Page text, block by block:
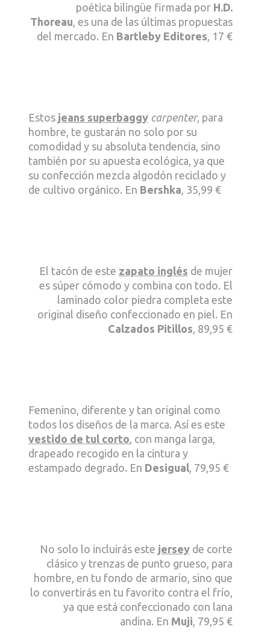
poética bilingüe firmada por H.D.
Thoreau , es una de las últimas propuestas
del mercado. En Bartleby Editores , 17 €
Estos jeans superbaggy carpenter, para
hombre, te gustarán no solo por su
comodidad y su absoluta tendencia, sino
también por su apuesta ecológica, ya que
su confección mezcla algodón reciclado y
de cultivo orgánico. En Bershka , 35,99 €
El tacón de este zapato inglés de mujer
es súper cómodo y combina con todo. El
laminado color piedra completa este
original diseño confeccionado en piel. En
Calzados Pitillos , 89,95 €
Femenino, diferente y tan original como
todos los diseños de la marca. Así es este
vestido de tul corto , con manga larga,
drapeado recogido en la cintura y
estampado degrado. En Desigual , 79,95 €
No solo lo incluirás este jerseyde corte
clásico y trenzas de punto grueso, para
hombre, en tu fondo de armario, sino que
lo convertirás en tu favorito contra el frío,
ya que está confeccionado con lana
andina. En Muji , 79,95 €